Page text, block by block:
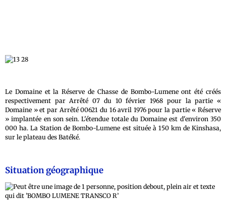
Le Domaine et la Réserve de Chasse de Bombo-Lumene ont été créés
respectivement par Arrêté 07 du 10 février 1968 pour la partie «
Domaine » et par Arrêté 00621 du 16 avril 1976 pour la partie « Réserve
» implantée en son sein. L'étendue totale du Domaine est d'environ 350
000 ha. La Station de Bombo-Lumene est située à 150 km de Kinshasa,
sur le plateau des Batéké.
Situation géographique